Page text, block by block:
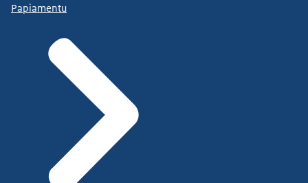
Papiamentu